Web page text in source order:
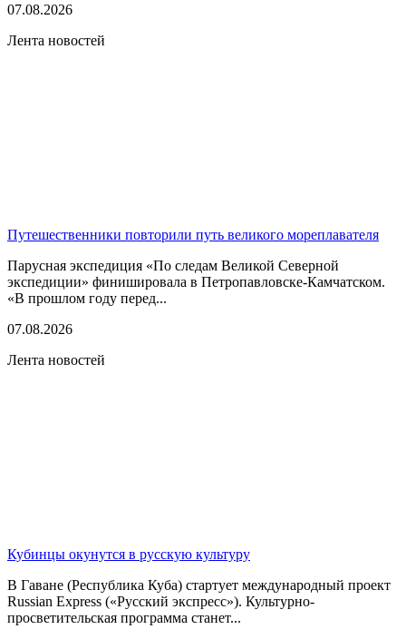
07.08.2026
Лента новостей
Путешественники повторили путь великого мореплавателя
Парусная экспедиция «По следам Великой Северной
экспедиции» финишировала в Петропавловске-Камчатском.
«В прошлом году перед...
07.08.2026
Лента новостей
Кубинцы окунутся в русскую культуру
В Гаване (Республика Куба) стартует международный проект
Russian Express («Русский экспресс»). Культурно-
просветительская программа станет...